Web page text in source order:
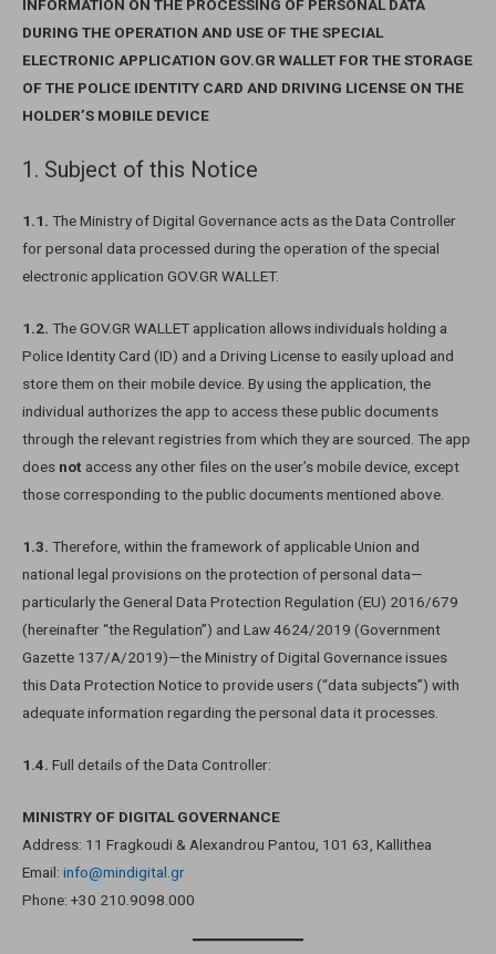
INFORMATION ON THE PROCESSING OF PERSONAL DATA
DURING THE OPERATION AND USE OF THE SPECIAL
ELECTRONIC APPLICATION GOV.GR WALLET FOR THE STORAGE
OF THE POLICE IDENTITY CARD AND DRIVING LICENSE ON THE
HOLDER’S MOBILE DEVICE
1. Subject of this Notice
1.1. The Ministry of Digital Governance acts as the Data Controller
for personal data processed during the operation of the special
electronic application GOV.GR WALLET.
1.2. The GOV.GR WALLET application allows individuals holding a
Police Identity Card (ID) and a Driving License to easily upload and
store them on their mobile device. By using the application, the
individual authorizes the app to access these public documents
through the relevant registries from which they are sourced. The app
does not access any other files on the user’s mobile device, except
those corresponding to the public documents mentioned above.
1.3. Therefore, within the framework of applicable Union and
national legal provisions on the protection of personal data—
particularly the General Data Protection Regulation (EU) 2016/679
(hereinafter “the Regulation”) and Law 4624/2019 (Government
Gazette 137/A/2019)—the Ministry of Digital Governance issues
this Data Protection Notice to provide users (“data subjects”) with
adequate information regarding the personal data it processes.
1.4. Full details of the Data Controller:
MINISTRY OF DIGITAL GOVERNANCE
Address: 11 Fragkoudi & Alexandrou Pantou, 101 63, Kallithea
Email: info@mindigital.gr
Phone: +30 210.9098.000